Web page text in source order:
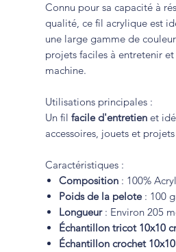
Connu pour sa capacité à
qualité, ce fil acrylique est
une large gamme de
projets faciles à entretenir
machine.
Utilisations principales :
Un fil facile d'entretien et
accessoires, jouets et
Caractéristiques :
Composition : 100%
Poids de la pelote: 100
Longueur: Environ 205
Échantillon tricot 10x10
Échantillon crochet